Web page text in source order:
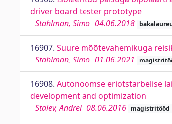
driver board tester prototype
Stahlman, Simo 04.06.2018
16907. Suure mõõtevahemikuga
Stahlman, Simo 01.06.2021
16908. Autonoomse eriotstarbelise
development and optimization
Stalev, Andrei 08.06.2016 magistritööd